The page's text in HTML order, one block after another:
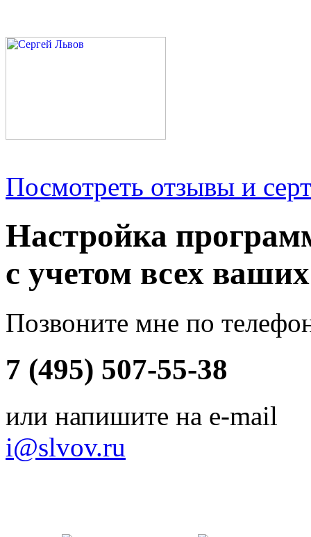
Посмотреть отзывы и
Настройка
с учетом всех
Позвоните мне по
7 (495) 507-55-38
или напишите на e-mail
i@slvov.ru